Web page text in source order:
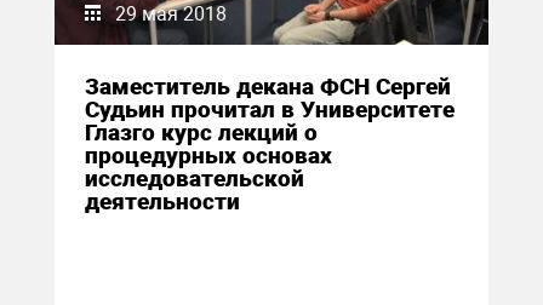
29 мая 2018
Заместитель декана ФСН Сергей
Судьин прочитал в Университете
Глазго курс лекций о
процедурных основах
исследовательской
деятельности